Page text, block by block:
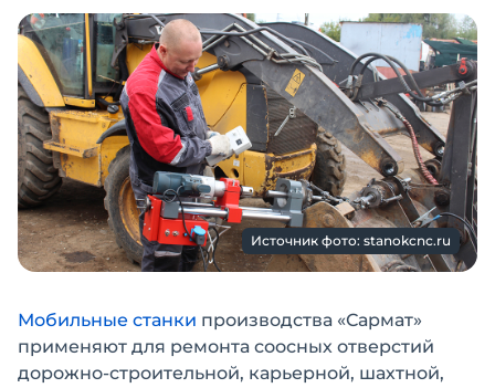
Источник фото: stanokcnc.ru
Мобильные станки производства «Сармат»
применяют для ремонта соосных отверстий
дорожно-строительной, карьерной, шахтной,